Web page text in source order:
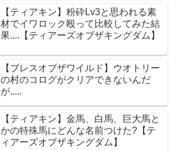
【ティアキン】粉砕Lv3と思われる素
材でイワロック殴って比較してみた結
果....【ティアーズオブザキングダム】
【ブレスオブザワイルド】ウオトリー
の村のコログがクリアできないんだ
が.....
【ティアキン】金馬、白馬、巨大馬と
かの特殊馬にどんな名前つけた?【テ
ィアーズオブザキングダム】